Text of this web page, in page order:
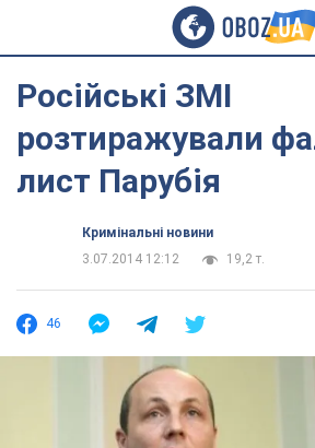
Російські ЗМІ
розтиражували
лист Парубія
Кримінальні новини
3.07.2014 12:12
19,2 т.
46